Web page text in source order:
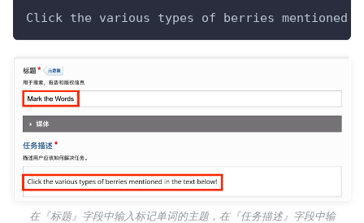
Click the various types of berries mentioned
在『标题』字段中输入标记单词的主题，在『任务描述』字段中输